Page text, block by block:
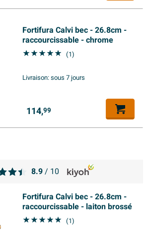
Fortifura Calvi bec - 26.8cm -
raccourcissable - chrome
(1)
Livraison:sous 7 jours
114,99
Fortifura Calvi bec - 26.8cm -
raccourcissable - laiton brossé
(1)
8.9/ 10